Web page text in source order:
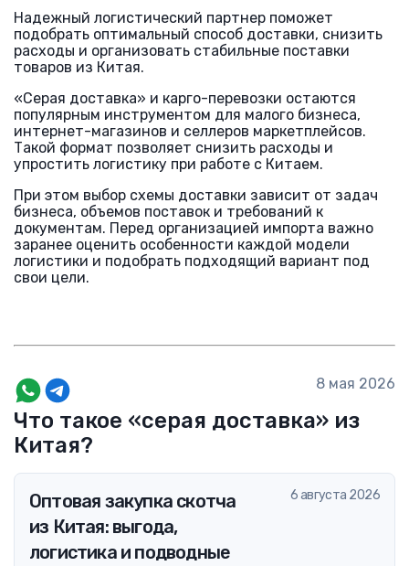
Что такое «серая доставка» из
Китая?
Надежный логистический партнер поможет
подобрать оптимальный способ доставки, снизить
расходы и организовать стабильные поставки
товаров из Китая.
«Серая доставка» и карго-перевозки остаются
популярным инструментом для малого бизнеса,
интернет-магазинов и селлеров маркетплейсов.
Такой формат позволяет снизить расходы и
упростить логистику при работе с Китаем.
При этом выбор схемы доставки зависит от задач
бизнеса, объемов поставок и требований к
документам. Перед организацией импорта важно
заранее оценить особенности каждой модели
логистики и подобрать подходящий вариант под
свои цели.
8 мая 2026
Оптовая закупка скотча
из Китая: выгода,
логистика и подводные
6 августа 2026